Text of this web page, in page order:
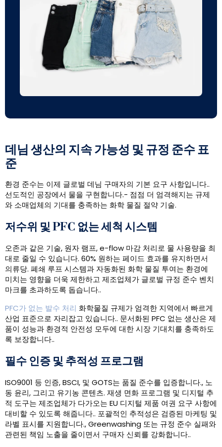
데님 생산의 지속 가능성 및 규정 준수 표
준
환경 준수는 이제 글로벌 데님 구매자의 기본 요구 사항입니다..
선도적인 공장에서 물을 구현합니다.- 점점 더 엄격해지는 규제
와 소매업체의 기대를 충족하는 화학 물질 절약 기술.
저수위 및 PFC 없는 세척 시스템
오존과 같은 기술, 원자 램프, e-flow 마감 처리로 물 사용량을 최
대로 줄일 수 있습니다. 60% 원하는 페이드 효과를 유지하면서
의류당. 폐쇄 루프 시스템과 자동화된 화학 물질 투여는 환경에
미치는 영향을 더욱 제한하고 제조업체가 글로벌 규정 준수 벤치
마크를 초과하도록 돕습니다..
PFC가 없는 발수 처리 화학물질 규제가 엄격한 지역에서 빠르게
산업 표준으로 자리잡고 있습니다.. 문서화된 PFC 없는 생산은 제
품이 성능과 환경적 안전성 모두에 대한 시장 기대치를 충족하도
록 보장합니다..
필수 인증 및 추적성 프로그램
ISO9001 등 인증, BSCI, 및 GOTS는 품질 준수를 입증합니다., 노
동 윤리, 그리고 유기농 콘텐츠. 재생 면화 프로그램 및 디지털 추
적 도구는 제조업체가 다가오는 EU 디지털 제품 여권 요구 사항에
대비할 수 있도록 해줍니다.. 포괄적인 추적성은 검증된 마케팅 및
라벨 표시를 지원합니다., Greenwashing 또는 규정 준수 실패와
관련된 책임 노출을 줄이면서 구매자 신뢰를 강화합니다..